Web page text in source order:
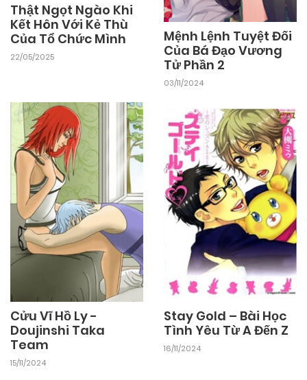
Thật Ngọt Ngào Khi
Kết Hôn Với Kẻ Thù
Của Tổ Chức Mình
22/05/2025
Mệnh Lệnh Tuyệt Đối
Của Bá Đạo Vương
Tử Phần 2
03/11/2024
Cửu Vĩ Hồ Ly -
Doujinshi Taka
Team
15/11/2024
Stay Gold – Bài Học
Tình Yêu Từ A Đến Z
16/11/2024